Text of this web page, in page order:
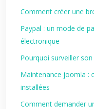
Comment créer une
Paypal : un mode de
électronique
Pourquoi surveiller
Maintenance joomla :
installées
Comment demander